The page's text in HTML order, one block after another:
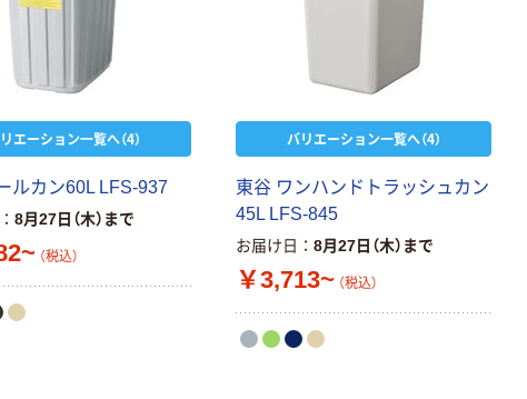
エーション一覧へ（4）
ルカン60L LFS-937
8月27日（木）まで
（税込）
バリエーション一覧へ（4）
東谷 ワンハンドトラッシュカン
45L LFS-845
お届け日 8月27日（木）まで
￥3,713~ （税込）